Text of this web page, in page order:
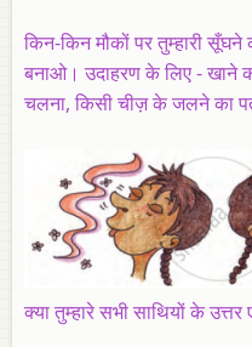
किन-किन मौकों पर तुम्हारी
बनाओ। उदाहरण के लिए - खाने
चलना, किसी चीज़ के जलने का
क्या तुम्हारे सभी साथियों के